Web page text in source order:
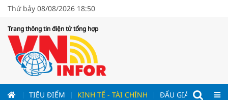
Thứ bảy 08/08/2026 18:50
Trang thông tin điện tử tổng hợp
TIÊU ĐIỂM KINH TẾ - TÀI CHÍNH ĐẤU GIÁ - ĐẤU